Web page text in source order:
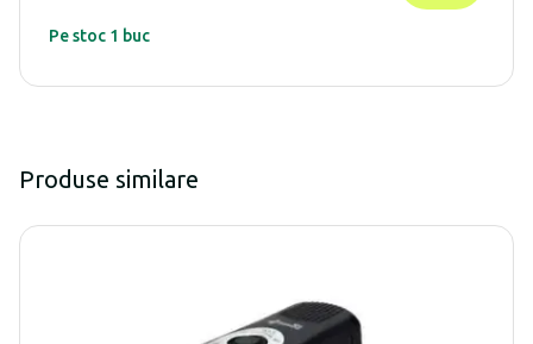
Pe stoc 1 buc
Produse similare